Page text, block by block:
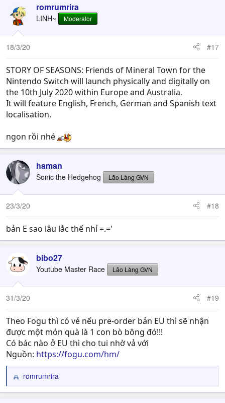
romrumrira
LINH~ Moderator
18/3/20 #17
STORY OF SEASONS: Friends of Mineral Town for the
Nintendo Switch will launch physically and digitally on
the 10th July 2020 within Europe and Australia.
It will feature English, French, German and Spanish text
localisation.
ngon rồi nhé
haman
Sonic the Hedgehog Lão Làng GVN
23/3/20 #18
bản E sao lâu lắc thế nhỉ =.='
bibo27
Youtube Master Race Lão Làng GVN
31/3/20 #19
Theo Fogu thì có vẻ nếu pre-order bản EU thì sẽ nhận
được một món quà là 1 con bò bông đó!!!
Có bác nào ở EU thì cho tui nhờ vả với
Nguồn: https://fogu.com/hm/
R
e
romrumrira